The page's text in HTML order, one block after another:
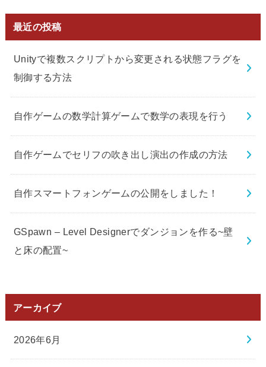
最近の投稿
Unityで複数スクリプトから変更される状態フラグを
制御する方法
自作ゲームの数学計算ゲームで数学の表現を行う
自作ゲームでセリフの吹き出し演出の作成の方法
自作スマートフォンゲームの公開をしました！
GSpawn – Level Designerでダンジョンを作る~壁
と床の配置~
アーカイブ
2026年6月